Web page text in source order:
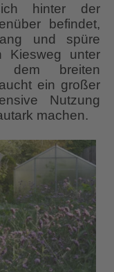
hinter der
befindet,
und spüre
Kiesweg unter
dem breiten
ein großer
Nutzung
machen.